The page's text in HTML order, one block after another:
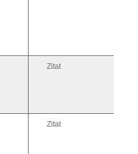
Zitat
Zitat